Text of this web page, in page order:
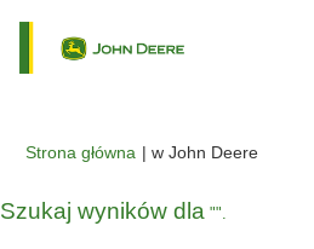
Strona główna | w John Deere(bieżąca
Szukaj wyników dla "".